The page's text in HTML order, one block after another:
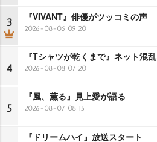
3 『VIVANT』俳優がツッコミの声
2026-08-06 09:20
4
『Tシャツが乾くまで』ネット混乱
2026-08-08 07:20
5
『風、薫る』見上愛が語る
2026-08-07 08:15
『ドリームハイ』放送スタート